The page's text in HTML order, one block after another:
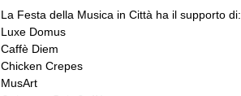
La Festa della Musica in Città ha il supporto di:
Luxe Domus
Caffè Diem
Chicken Crepes
MusArt